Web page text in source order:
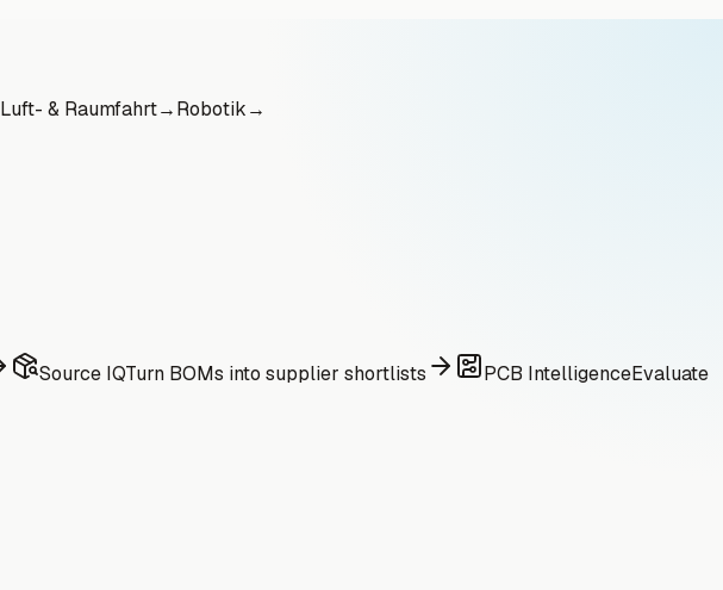
Luft- & Raumfahrt→Robotik→
Source IQTurn BOMs into supplier shortlists PCB IntelligenceEvaluate